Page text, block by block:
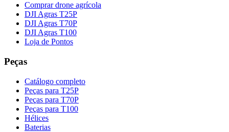
Comprar drone agrícola
DJI Agras T25P
DJI Agras T70P
DJI Agras T100
Loja de Pontos
Peças
Catálogo completo
Peças para T25P
Peças para T70P
Peças para T100
Hélices
Baterias